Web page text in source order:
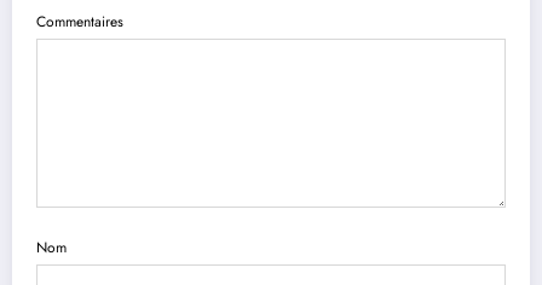
Commentaires
Nom